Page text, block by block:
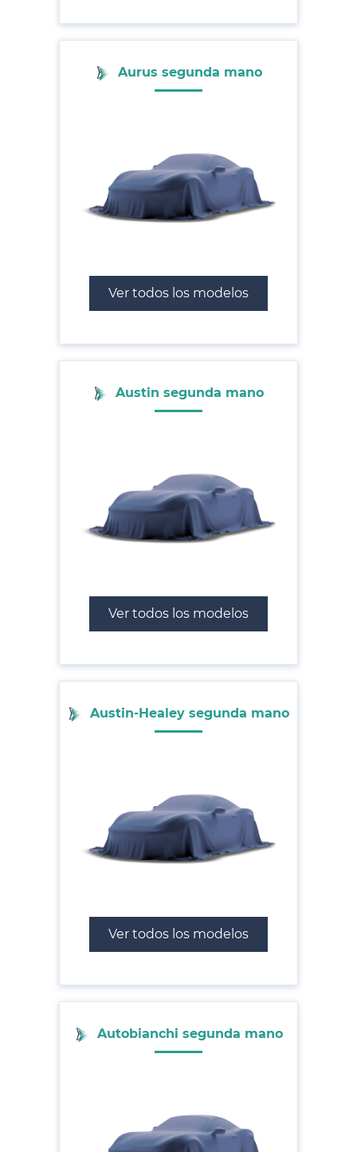
Aurus segunda mano
Ver todos los modelos
Austin segunda mano
Ver todos los modelos
Austin-Healey segunda mano
Ver todos los modelos
Autobianchi segunda mano